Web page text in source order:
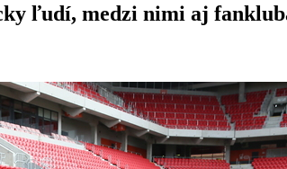
ľudí, medzi nimi aj